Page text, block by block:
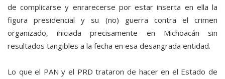
de complicarse y enrarecerse por estar inserta en ella la
figura presidencial y su (no) guerra contra el crimen
organizado, iniciada precisamente en Michoacán sin
resultados tangibles a la fecha en esa desangrada entidad.
Lo que el PAN y el PRD trataron de hacer en el Estado de